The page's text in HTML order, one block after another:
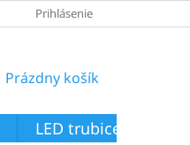
Prihlásenie
NÁKUPNÝ
Prázdny košík
LED trubice